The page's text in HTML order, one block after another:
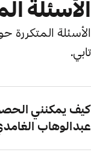
الأسئلة
الأسئلة
تابي.
كيف يمكنني
عبدالوهاب